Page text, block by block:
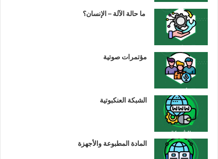
ما حالة الآلة – الإنسان؟
مؤتمرات صوتية
الشبكة العنكبوتية
المادة المطبوعة والأجهزة